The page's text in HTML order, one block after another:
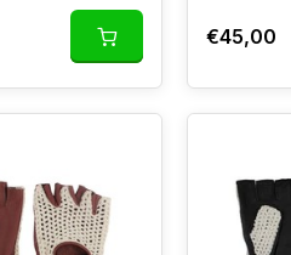
€45,00